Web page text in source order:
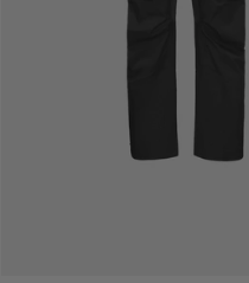
HODNOTENIE